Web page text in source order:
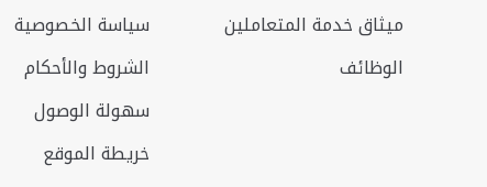
ميثاق خدمة المتعاملين
الوظائف
سياسة الخصوصية
الشروط والأحكام
سهولة الوصول
خريطة الموقع